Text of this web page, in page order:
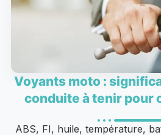
Voyants moto :
conduite à tenir pour
ABS, FI, huile, température,